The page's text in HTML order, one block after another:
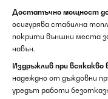
Достатъчно мощност
осигурява стабилна
покрити външни места
навън.
Издръжлив при всякакво
надеждно от дъждовни
уредът работи